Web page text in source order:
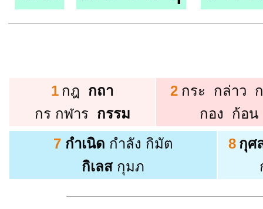
1 กฎ กถา
กร กฬาร กรรม
2 กระ กล่าว
กอง ก้อ
7 กำเนิด กำลัง กิมัต
กิเลสกุมภ
8 กุศ